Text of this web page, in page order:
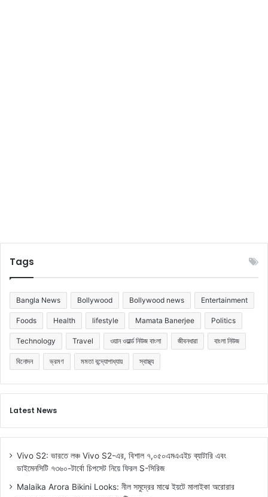
Tags
Bangla News Bollywood Bollywood news Entertainment
Foods Health lifestyle Mamata Banerjee Politics
Technology Travel ওয়ান ওয়ার্ল্ড নিউজ বাংলা জীবনধারা বাংলা নিউজ
বিনোদন ভ্রমণ মমতা বন্দ্যোপাধ্যায় স্বাস্থ্য
Latest News
Vivo S2: ভারতে লঞ্চ Vivo S2-এর, বিশাল ৭,০৫০এমএএইচ ব্যাটারি এবং
ডাইমেনসিটি ৭৩৬০-টার্বো চিপসেট নিয়ে ফিরল S-সিরিজ
Malaika Arora Bikini Looks: নীল সমুদ্রের মাঝে ইয়টে মালাইকা অরোরার